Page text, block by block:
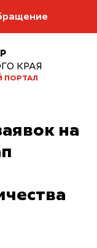
КРАЯ
ПОРТАЛ
на